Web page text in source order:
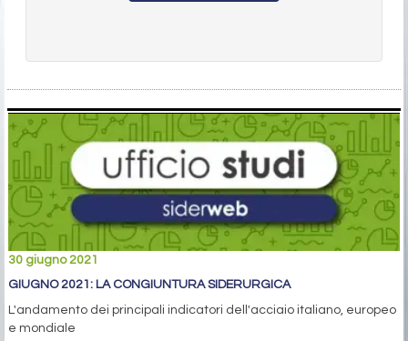
30 giugno 2021
GIUGNO 2021: LA CONGIUNTURA SIDERURGICA
L'andamento dei principali indicatori dell'acciaio italiano, europeo
e mondiale